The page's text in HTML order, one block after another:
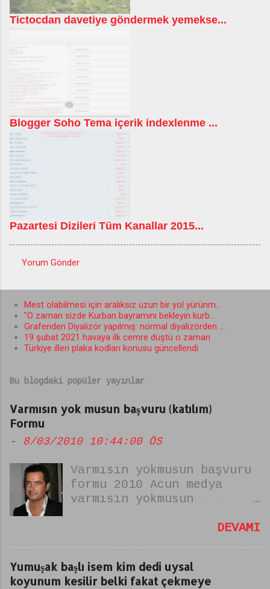
Tictocdan davetiye göndermek yemekse...
Blogger Soho Tema içerik indexlenme ...
Pazartesi Dizileri Tüm Kanallar 2015...
o
r
u
m
a
Yorum Gönder
Mest olabilmesi için aralıksız uzun bir yol yürünm...
"O zaman sizde Kurban bayramını bekleyin kurb...
Grafenden Diyalizör yapılmış: normal diyalizörden ...
19 şubat 2021 havaya ilk cemre düştü o zaman
Türkiye illeri plaka kodları konusu güncellendi
Bu blogdaki popüler yayınlar
Varmısın yok musun başvuru (katılım)
Formu
- 8/03/2010 10:44:00 ÖS
Varmısın yokmusun başvuru
formu 2010 Acun medya
varmısın yokmusun
beşlarken başvurularda
musun başvuru formunu
doldururken kabul edilmek
DEVAMI
Yumuşak başlı isem kim dedi uysal
koyunum kesilir belki fakat çekmeye